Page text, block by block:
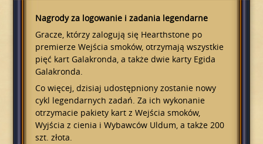
Nagrody za logowanie i zadania legendarne
Gracze, którzy zalogują się Hearthstone po
premierze Wejścia smoków, otrzymają wszystkie
pięć kart Galakronda, a także dwie karty Egida
Galakronda.
Co więcej, dzisiaj udostępniony zostanie nowy
cykl legendarnych zadań. Za ich wykonanie
otrzymacie pakiety kart z Wejścia smoków,
Wyjścia z cienia i Wybawców Uldum, a także 200
szt. złota.